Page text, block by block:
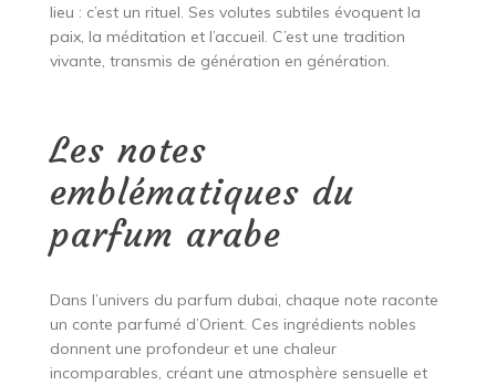
lieu : c’est un rituel. Ses volutes subtiles évoquent la
paix, la méditation et l’accueil. C’est une tradition
vivante, transmis de génération en génération.
Les notes
emblématiques du
parfum arabe
Dans l’univers du parfum dubai, chaque note raconte
un conte parfumé d’Orient. Ces ingrédients nobles
donnent une profondeur et une chaleur
incomparables, créant une atmosphère sensuelle et